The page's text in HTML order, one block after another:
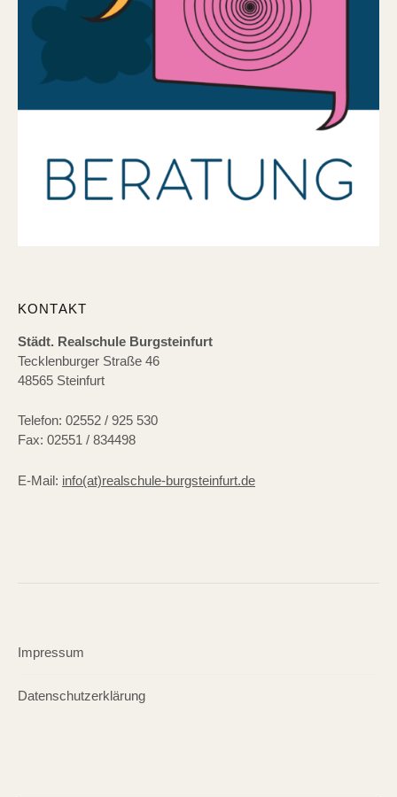
KONTAKT
Städt. Realschule Burgsteinfurt
Tecklenburger Straße 46
48565 Steinfurt
Telefon: 02552 / 925 530
Fax: 02551 / 834498
E-Mail: info(at)realschule-burgsteinfurt.de
Impressum
Datenschutzerklärung